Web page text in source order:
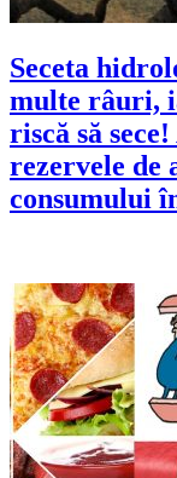
Seceta
multe râuri,
riscă să
rezervele de
consumului